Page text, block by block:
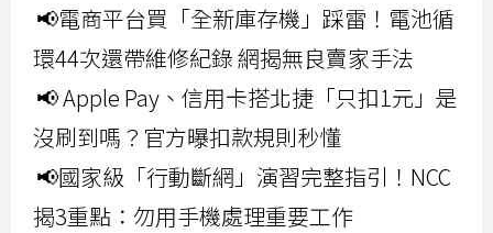
📢電商平台買「全新庫存機」踩雷！電池循
環44次還帶維修紀錄 網揭無良賣家手法
📢 Apple Pay、信用卡搭北捷「只扣1元」是
沒刷到嗎？官方曝扣款規則秒懂
📢國家級「行動斷網」演習完整指引！NCC
揭3重點：勿用手機處理重要工作